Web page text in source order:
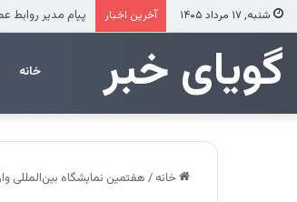
شنبه, ۱۷ مرداد ۱۴۰۵ آخرین اخبار پیام مدیر روابط
‌‌‌گویای خبر خانه
خانه / هفتمین نمایشگاه بین‌المللی